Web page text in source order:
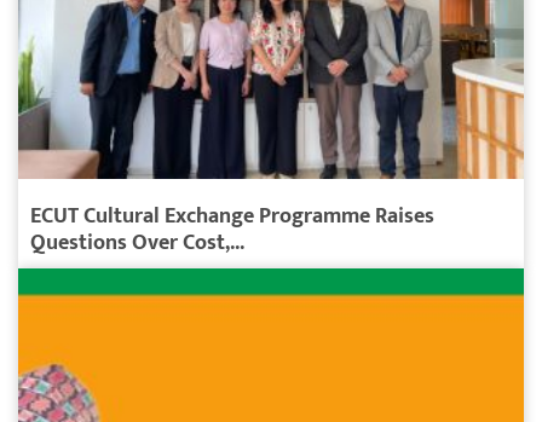
ECUT Cultural Exchange Programme Raises
Questions Over Cost,...